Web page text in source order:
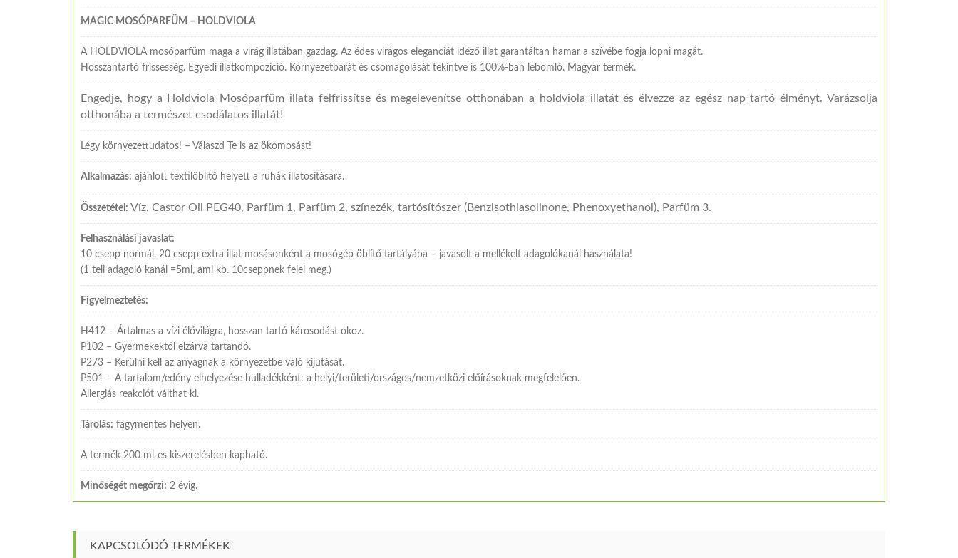
MAGIC MOSÓPARFÜM – HOLDVIOLA
A HOLDVIOLA mosóparfüm maga a virág illatában gazdag. Az édes virágos eleganciát idéző illat garantáltan hamar a szívébe fogja lopni magát.
Hosszantartó frissesség. Egyedi illatkompozíció. Környezetbarát és csomagolását tekintve is 100%-ban lebomló. Magyar termék.
Engedje, hogy a Holdviola Mosóparfüm illata felfrissítse és megelevenítse otthonában a holdviola illatát és élvezze az egész nap tartó élményt. Varázsolja
otthonába a természet csodálatos illatát!
Légy környezettudatos! – Válaszd Te is az ökomosást!
Alkalmazás: ajánlott textilöblítő helyett a ruhák illatosítására.
Összetétel: Víz, Castor Oil PEG40, Parfüm 1, Parfüm 2, színezék, tartósítószer (Benzisothiasolinone, Phenoxyethanol), Parfüm 3.
Felhasználási javaslat:
10 csepp normál, 20 csepp extra illat mosásonként a mosógép öblítő tartályába – javasolt a mellékelt adagolókanál használata!
(1 teli adagoló kanál =5ml, ami kb. 10cseppnek felel meg.)
Figyelmeztetés:
H412 – Ártalmas a vízi élővilágra, hosszan tartó károsodást okoz.
P102 – Gyermekektől elzárva tartandó.
P273 – Kerülni kell az anyagnak a környezetbe való kijutását.
P501 – A tartalom/edény elhelyezése hulladékként: a helyi/területi/országos/nemzetközi előírásoknak megfelelően.
Allergiás reakciót válthat ki.
Tárolás: fagymentes helyen.
A termék 200 ml-es kiszerelésben kapható.
Minőségét megőrzi: 2 évig.
KAPCSOLÓDÓ TERMÉKEK